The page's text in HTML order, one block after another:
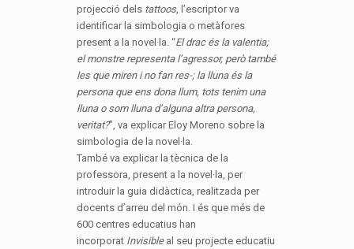
projecció dels tattoos, l’escriptor va
identificar la simbologia o metàfores
present a la novel·la. “El drac és la valentia;
el monstre representa l’agressor, però també
les que miren i no fan res-; la lluna és la
persona que ens dona llum, tots tenim una
lluna o som lluna d’alguna altra persona,
veritat?”, va explicar Eloy Moreno sobre la
simbologia de la novel·la.
També va explicar la tècnica de la
professora, present a la novel·la, per
introduir la guia didàctica, realitzada per
docents d’arreu del món. I és que més de
600 centres educatius han
incorporat Invisibleal seu projecte educatiu